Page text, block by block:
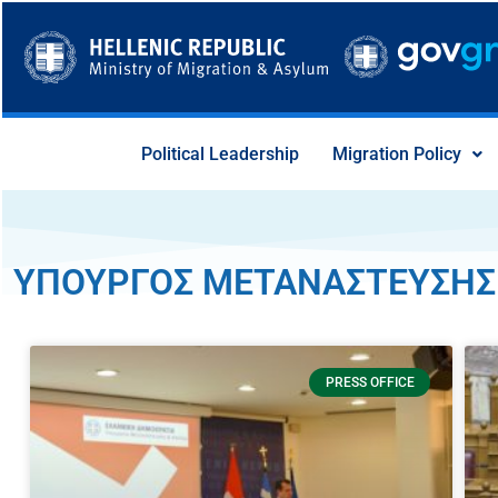
content
Political Leadership Migration Policy
ΥΠΟΥΡΓΟΣ ΜΕΤΑΝΑΣΤΕΥΣΗΣ
PRESS OFFICE